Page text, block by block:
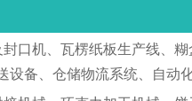
口机、瓦楞纸板生产线、
设备、仓储物流系统、自